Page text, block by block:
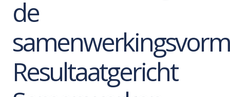
de
samenwerkingsvorm
Resultaatgericht